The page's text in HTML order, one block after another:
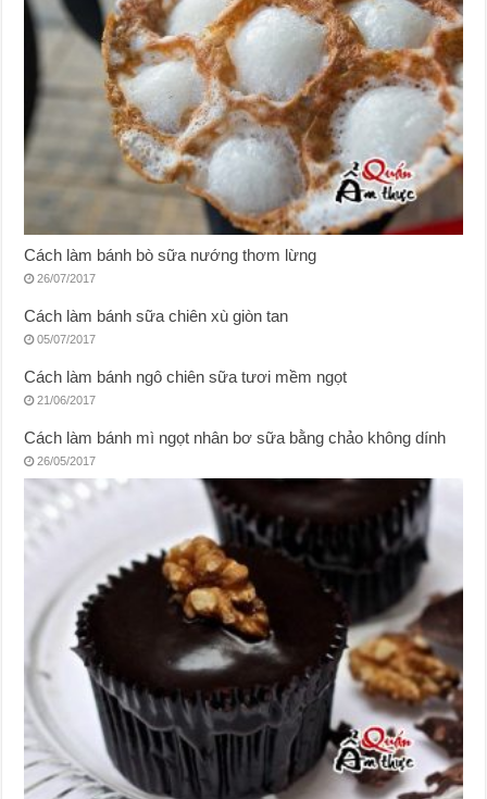
Cách làm bánh bò sữa nướng thơm lừng
26/07/2017
Cách làm bánh sữa chiên xù giòn tan
05/07/2017
Cách làm bánh ngô chiên sữa tươi mềm ngọt
21/06/2017
Cách làm bánh mì ngọt nhân bơ sữa bằng chảo không dính
26/05/2017